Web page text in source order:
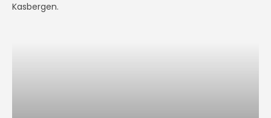
Kasbergen.